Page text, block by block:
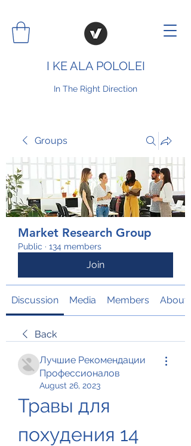
I KE ALA POLOLEI
In The Right Direction
Groups
Market Research Group
Public · 134 members
Join
Discussion Media Members About
Back
Лучшие Рекомендации
Профессионалов
August 26, 2023
Травы для
похудения 14